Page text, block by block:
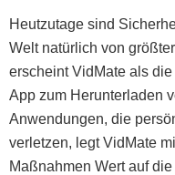
Heutzutage sind
Welt natürlich von
erscheint VidMate als
App zum Herunterladen
Anwendungen, die
verletzen, legt VidMate
Maßnahmen Wert auf